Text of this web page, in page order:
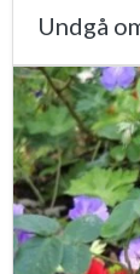
Undgå